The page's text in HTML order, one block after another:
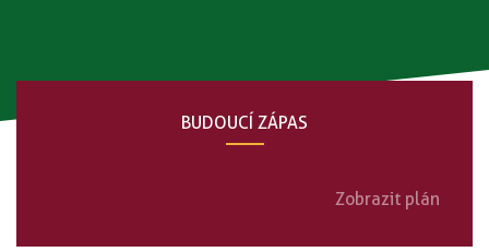
BUDOUCÍ ZÁPAS
Zobrazit plán